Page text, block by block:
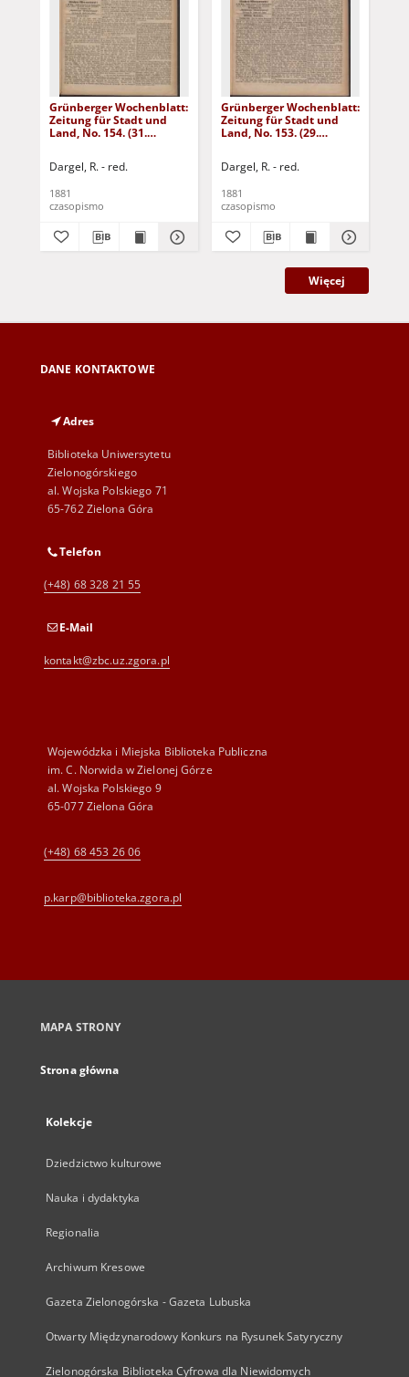
Grünberger Wochenblatt:
Zeitung für Stadt und
Land, No. 154. (31.
Dargel, R. - red.
1881
czasopismo
Grünberger Wochenblatt:
Zeitung für Stadt und
Land, No. 153. (29.
Dargel, R. - red.
1881
czasopismo
Więcej
DANE KONTAKTOWE
Adres
Biblioteka Uniwersytetu
Zielonogórskiego
al. Wojska Polskiego 71
65-762 Zielona Góra
Telefon
(+48) 68 328 21 55
E-Mail
kontakt@zbc.uz.zgora.pl
Wojewódzka i Miejska Biblioteka Publiczna
im. C. Norwida w Zielonej Górze
al. Wojska Polskiego 9
65-077 Zielona Góra
(+48) 68 453 26 06
p.karp@biblioteka.zgora.pl
MAPA STRONY
Strona główna
Kolekcje
Dziedzictwo kulturowe
Nauka i dydaktyka
Regionalia
Archiwum Kresowe
Gazeta Zielonogórska - Gazeta Lubuska
Otwarty Międzynarodowy Konkurs na Rysunek Satyryczny
Zielonogórska Biblioteka Cyfrowa dla Niewidomych